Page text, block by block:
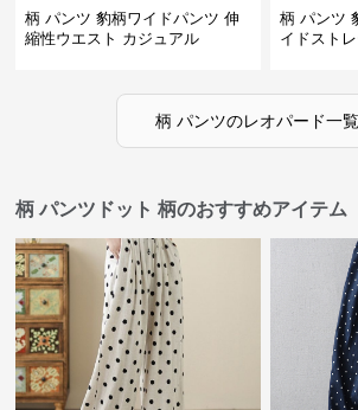
柄 パンツ 豹柄ワイドパンツ 伸
縮性ウエスト カジュアル
柄 パンツ
イドスト
柄 パンツのレオパード一
柄 パンツドット 柄のおすすめアイテム